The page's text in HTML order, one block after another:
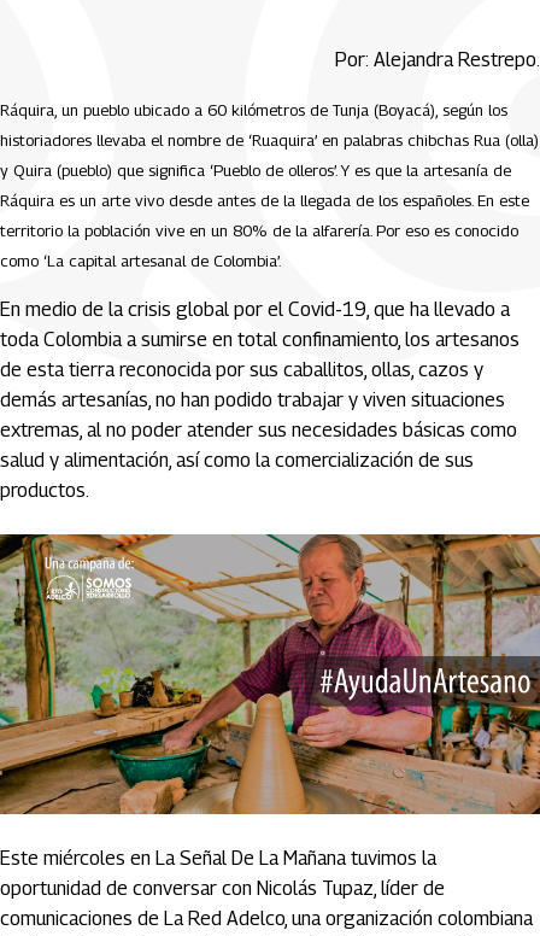
Por: Alejandra Restrepo.
Ráquira, un pueblo ubicado a 60 kilómetros de Tunja (Boyacá), según los
historiadores llevaba el nombre de ‘Ruaquira’ en palabras chibchas Rua (olla)
y Quira (pueblo) que significa ‘Pueblo de olleros’. Y es que la artesanía de
Ráquira es un arte vivo desde antes de la llegada de los españoles. En este
territorio la población vive en un 80% de la alfarería. Por eso es conocido
como ‘La capital artesanal de Colombia’.
En medio de la crisis global por el Covid-19, que ha llevado a
toda Colombia a sumirse en total confinamiento, los artesanos
de esta tierra reconocida por sus caballitos, ollas, cazos y
demás artesanías, no han podido trabajar y viven situaciones
extremas, al no poder atender sus necesidades básicas como
salud y alimentación, así como la comercialización de sus
productos.
Este miércoles en La Señal De La Mañana tuvimos la
oportunidad de conversar con Nicolás Tupaz, líder de
comunicaciones de La Red Adelco, una organización colombiana